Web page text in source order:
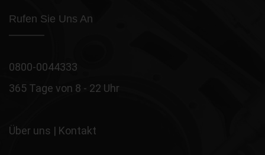
Rufen Sie Uns An
0800-0044333
365 Tage von 8 - 22 Uhr
Über uns | Kontakt